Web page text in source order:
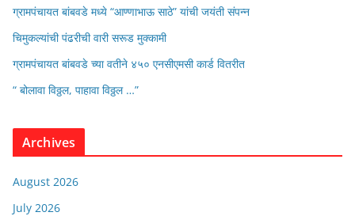
ग्रामपंचायत बांबवडे मध्ये “आण्णाभाऊ साठे” यांची जयंती संपन्न
चिमुकल्यांची पंढरीची वारी सरूड मुक्कामी
ग्रामपंचायत बांबवडे च्या वतीने ४५० एनसीएमसी कार्ड वितरीत
“ बोलावा विठ्ठल, पाहावा विठ्ठल …”
Archives
August 2026
July 2026